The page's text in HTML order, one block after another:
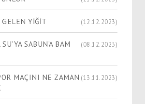
GELEN YİĞİT (12.12.2023)
SU’YA SABUN’A BAM
(08.12.2023)
MAÇINI NE ZAMAN (13.11.2023)